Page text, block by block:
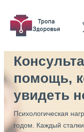
помощь,
увидеть
Психологическая
годом. Каждый